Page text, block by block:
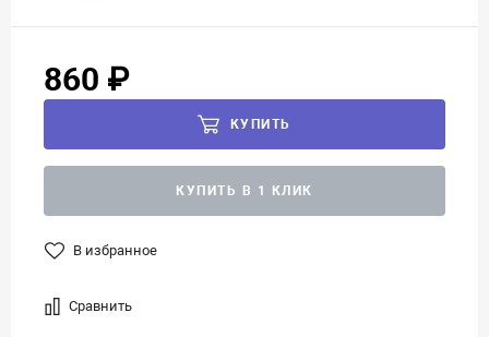
860 ₽
КУПИТЬ
КУПИТЬ В 1 КЛИК
В избранное
Сравнить